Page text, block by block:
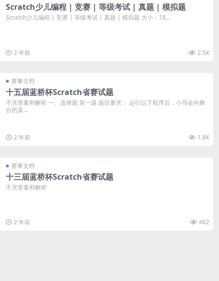
Scratch少儿编程 | 竞赛 | 等级考试 | 真题 | 模拟题
Scratch少儿编程 | 竞赛 | 等级考试 | 真题 | 模拟题 大小：18...
2 年前 2.5K
赛事文档
十五届蓝桥杯Scratch省赛试题
不含答案和解析 一、选择题 第一题 题目要求： 运行以下程序后，小鸟会向舞
台的某...
2 年前 1.8K
赛事文档
十三届蓝桥杯Scratch省赛试题
不含答案和解析
2 年前 462